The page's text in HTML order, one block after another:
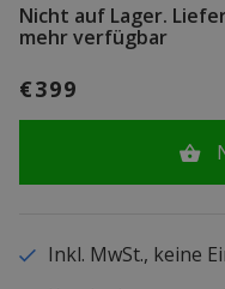
Nicht auf Lager.
mehr verfügbar
€399
Inkl. MwSt., keine